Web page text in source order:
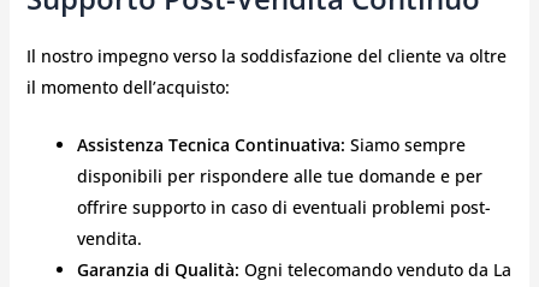
Il nostro impegno verso la soddisfazione del cliente va oltre
il momento dell’acquisto:
Assistenza Tecnica Continuativa: Siamo sempre
disponibili per rispondere alle tue domande e per
offrire supporto in caso di eventuali problemi post-
vendita.
Garanzia di Qualità: Ogni telecomando venduto da La